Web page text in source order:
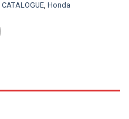
CATALOGUE, Honda